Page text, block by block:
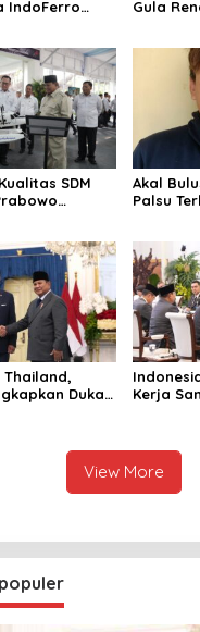
IndoFerro
Gula
SDM
Akal
Palsu
Thailand,
Duka
Kerja
View More